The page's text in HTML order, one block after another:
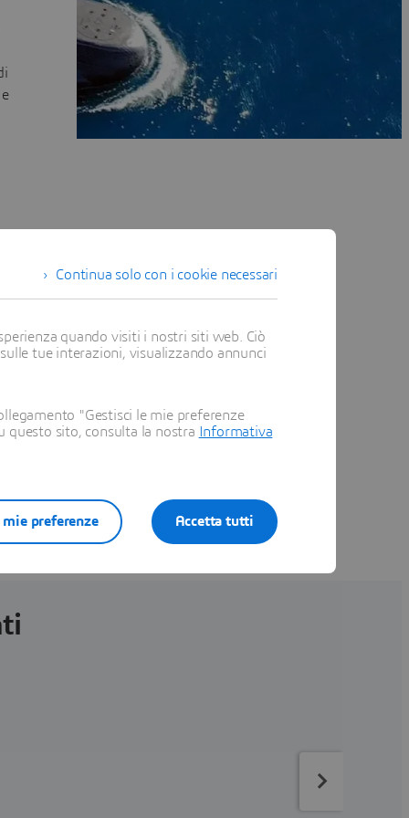
Continua solo con i cookie necessari
quando visiti i nostri siti web. Ciò
tue interazioni, visualizzando annunci
"Gestisci le mie preferenze
questo sito, consulta la nostra
Informativa
Accetta tutti
mie preferenze